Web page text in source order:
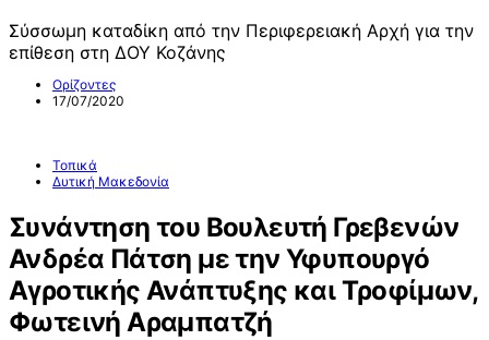
Σύσσωμη καταδίκη από την Περιφερειακή Αρχή για την
επίθεση στη ΔΟΥ Κοζάνης
Ορίζοντες
17/07/2020
Τοπικά
Δυτική Μακεδονία
Συνάντηση του Βουλευτή Γρεβενών
Ανδρέα Πάτση με την Υφυπουργό
Αγροτικής Ανάπτυξης και Τροφίμων,
Φωτεινή Αραμπατζή